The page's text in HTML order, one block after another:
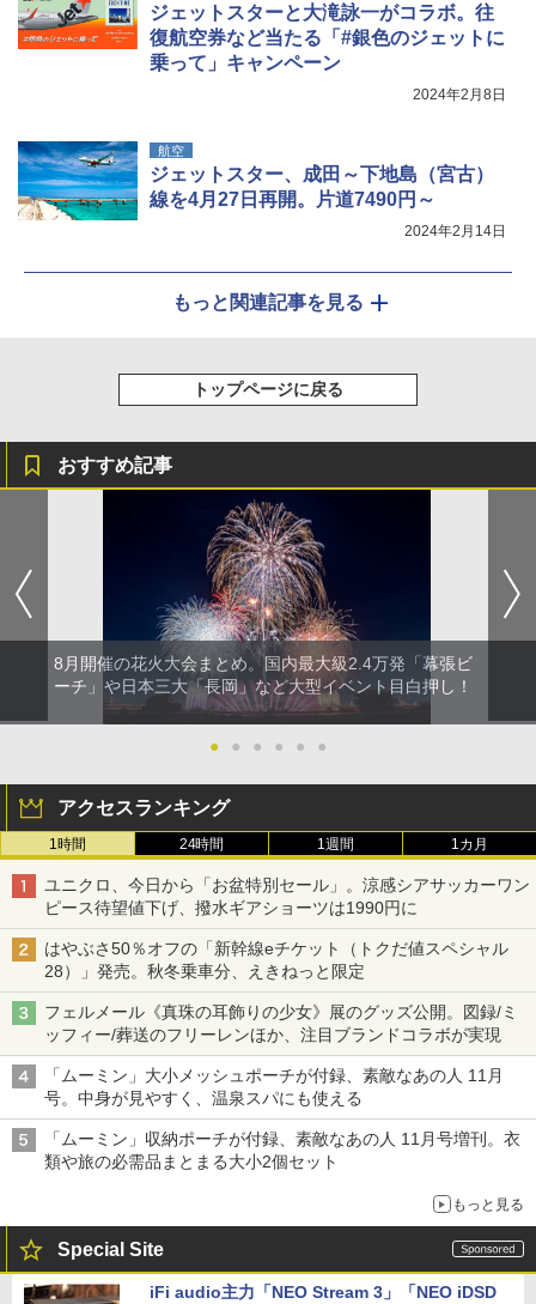
￥-
￥1,180
ジェットスターと大滝詠一がコラボ。往
復航空券など当たる「#銀色のジェットに
乗って」キャンペーン
2024年2月8日
航空
ジェットスター、成田～下地島（宮古）
線を4月27日再開。片道7490円～
2024年2月14日
もっと関連記事を見る
トップページに戻る
おすすめ記事
8月開催の花火大会まとめ。国内最大級2.4万発「幕張ビ
ーチ」や日本三大「長岡」など大型イベント目白押し！
● ● ● ● ● ●
アクセスランキング
1時間 24時間 1週間 1カ月
ユニクロ、今日から「お盆特別セール」。涼感シアサッカーワン
ピース待望値下げ、撥水ギアショーツは1990円に
はやぶさ50％オフの「新幹線eチケット（トクだ値スペシャル
28）」発売。秋冬乗車分、えきねっと限定
フェルメール《真珠の耳飾りの少女》展のグッズ公開。図録/ミ
ッフィー/葬送のフリーレンほか、注目ブランドコラボが実現
「ムーミン」大小メッシュポーチが付録、素敵なあの人 11月
号。中身が見やすく、温泉スパにも使える
「ムーミン」収納ポーチが付録、素敵なあの人 11月号増刊。衣
類や旅の必需品まとまる大小2個セット
もっと見る
Special Site
iFi audio主力「NEO Stream 3」「NEO iDSD